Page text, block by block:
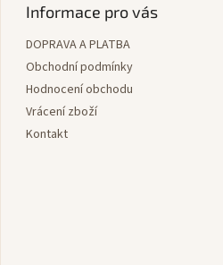
Informace pro vás
DOPRAVA A PLATBA
Obchodní podmínky
Hodnocení obchodu
Vrácení zboží
Kontakt